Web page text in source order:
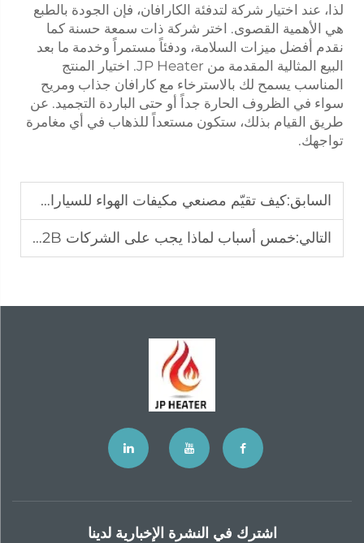
لذا، عند اختيار شركة لتدفئة الكارافان، فإن الجودة بالطبع
هي الأهمية القصوى. اختر شركة ذات سمعة حسنة كما
نقدم أفضل ميزات السلامة، ودفئاً مستمراً وخدمة ما بعد
البيع المثالية المقدمة من JP Heater. اختيار المنتج
المناسب يسمح لك بالاسترخاء مع كارافان جذاب ومريح
سواء في الظروف الحارة جداً أو حتى الباردة التجميد. عن
طريق القيام بذلك، ستكون مستعداً للذهاب في أي مغامرة
تواجهك.
السابق:كيف تقيّم مصنعي مكيفات الهواء للسيارات المركنة: العوامل الرئيسية التي يجب مراعاتها
التالي:خمس أسباب لماذا يجب على الشركات B2B التعاون مع أكبر مصنعي المدفآت التي تعمل بالديزل
اشترك في النشرة الإخبارية لدينا